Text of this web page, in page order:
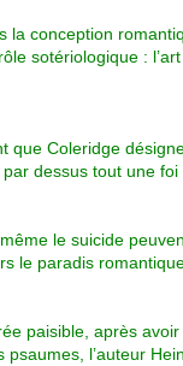
la conception
sotériologique :
que Coleridge
dessus tout une foi
le suicide
le paradis
paisible, après
psaumes, l’auteur